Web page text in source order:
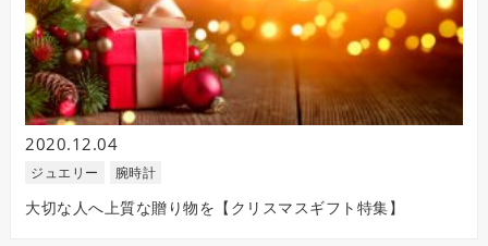
2020.12.04
ジュエリー 腕時計
大切な人へ上質な贈り物を【クリスマスギフト特集】